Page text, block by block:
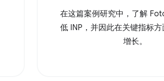
在这篇案例研究中，了解
低 INP，并因此在关键指标
增长。